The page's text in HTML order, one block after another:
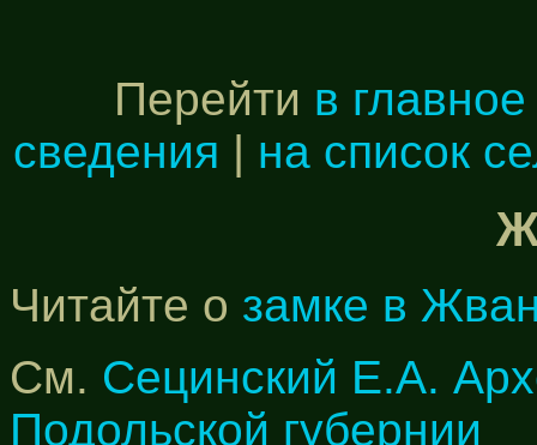
Перейти в
сведения | на список
Читайте о замке в
См. Сецинский Е.А.
Подольской губернии